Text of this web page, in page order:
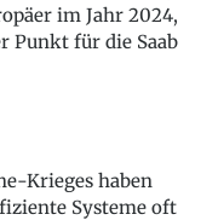
im Jahr 2024,
Punkt für die Saab
Krieges haben
Systeme oft